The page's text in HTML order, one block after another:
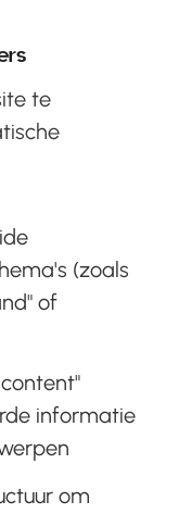
te
(zoals
of
informatie
om